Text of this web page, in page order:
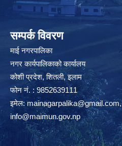
सम्पर्क विवरण
माई नगरपालिका
नगर कार्यपालिकाको कार्यालय
कोशी प्रदेश, शितली, इलाम
फोन नं. : 9852639111
इमेल:mainagarpalika@gmail.com,
info@maimun.gov.np